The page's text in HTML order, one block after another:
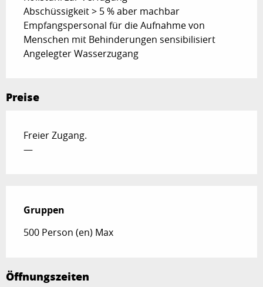
Abschüssigkeit > 5 % aber machbar
Empfangspersonal für die Aufnahme von
Menschen mit Behinderungen sensibilisiert
Angelegter Wasserzugang
Preise
Freier Zugang.
—
Gruppen
Gruppen
500 Person (en) Max
Öffnungszeiten